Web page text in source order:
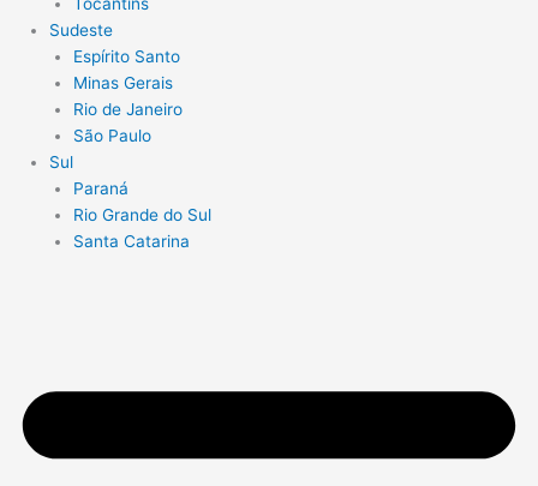
Tocantins
Sudeste
Espírito Santo
Minas Gerais
Rio de Janeiro
São Paulo
Sul
Paraná
Rio Grande do Sul
Santa Catarina